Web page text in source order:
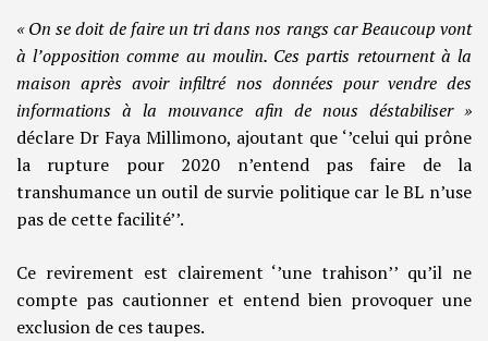
« On se doit de faire un tri dans nos rangs car Beaucoup vont
à l’opposition comme au moulin. Ces partis retournent à la
maison après avoir infiltré nos données pour vendre des
informations à la mouvance afin de nous déstabiliser »
déclare Dr Faya Millimono, ajoutant que ‘’celui qui prône
la rupture pour 2020 n’entend pas faire de la
transhumance un outil de survie politique car le BL n’use
pas de cette facilité’’.
Ce revirement est clairement ‘’une trahison’’ qu’il ne
compte pas cautionner et entend bien provoquer une
exclusion de ces taupes.